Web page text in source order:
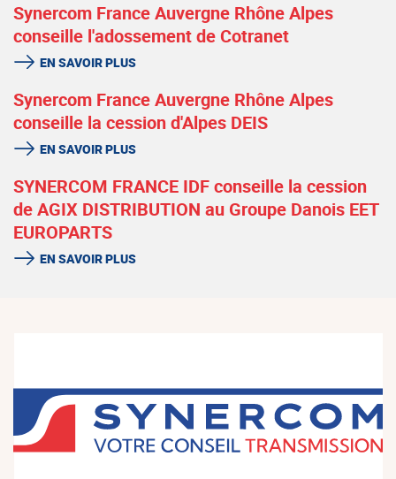
Synercom France Auvergne Rhône Alpes
conseille l'adossement de Cotranet
EN SAVOIR PLUS
Synercom France Auvergne Rhône Alpes
conseille la cession d'Alpes DEIS
EN SAVOIR PLUS
SYNERCOM FRANCE IDF conseille la cession
de AGIX DISTRIBUTION au Groupe Danois EET
EUROPARTS
EN SAVOIR PLUS